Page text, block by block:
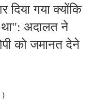
दिया गया क्योंकि
अदालत ने
को जमानत देने
)